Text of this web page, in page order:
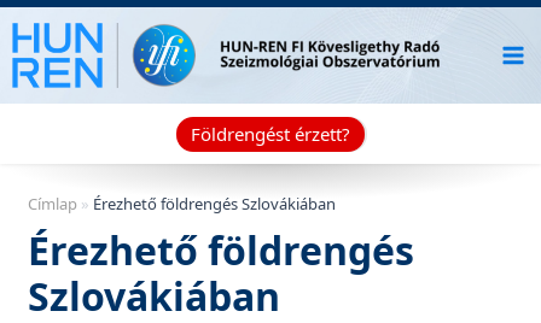
Skip
to
content
Földrengést érzett?
Címlap » Érezhető földrengés Szlovákiában
Érezhető földrengés
Szlovákiában